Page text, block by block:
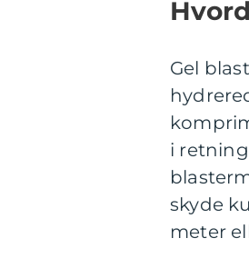
Gel
i
skyde
meter